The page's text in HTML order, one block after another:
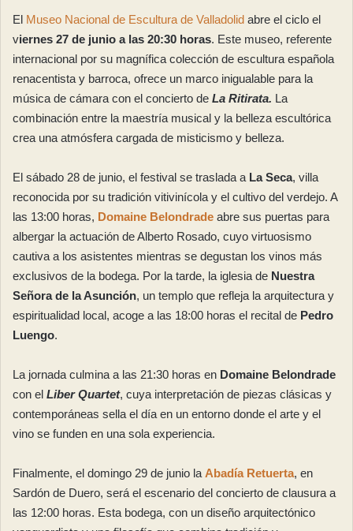
El Museo Nacional de Escultura de Valladolid abre el ciclo el
viernes 27 de junio a las 20:30 horas. Este museo, referente
internacional por su magnífica colección de escultura española
renacentista y barroca, ofrece un marco inigualable para la
música de cámara con el concierto de La Ritirata. La
combinación entre la maestría musical y la belleza escultórica
crea una atmósfera cargada de misticismo y belleza.
El sábado 28 de junio, el festival se traslada a La Seca, villa
reconocida por su tradición vitivinícola y el cultivo del verdejo. A
las 13:00 horas, Domaine Belondrade abre sus puertas para
albergar la actuación de Alberto Rosado, cuyo virtuosismo
cautiva a los asistentes mientras se degustan los vinos más
exclusivos de la bodega. Por la tarde, la iglesia de Nuestra
Señora de la Asunción, un templo que refleja la arquitectura y
espiritualidad local, acoge a las 18:00 horas el recital de Pedro
Luengo.
La jornada culmina a las 21:30 horas en Domaine Belondrade
con el Liber Quartet, cuya interpretación de piezas clásicas y
contemporáneas sella el día en un entorno donde el arte y el
vino se funden en una sola experiencia.
Finalmente, el domingo 29 de junio la Abadía Retuerta, en
Sardón de Duero, será el escenario del concierto de clausura a
las 12:00 horas. Esta bodega, con un diseño arquitectónico